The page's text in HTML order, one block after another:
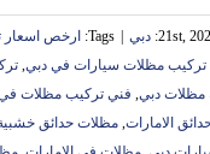
دبي Tags: ارخص اسعار
تركيب مظلات سيارات في دبي,
مظلات دبي, فني تركيب مظلات
الامارات, مظلات حدائق